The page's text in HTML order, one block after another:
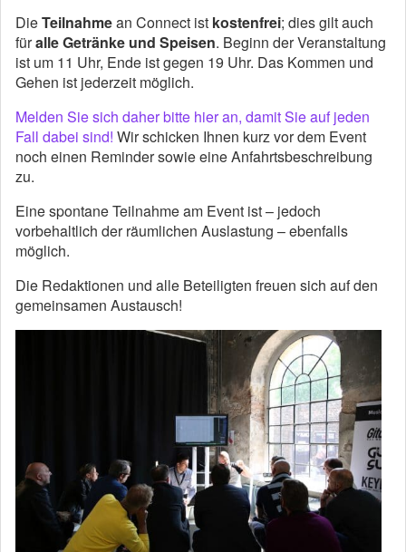
DieTeilnahmean Connect ist kostenfrei; dies gilt auch
füralle Getränke und Speisen. Beginn der Veranstaltung
ist um 11 Uhr, Ende ist gegen 19 Uhr. Das Kommen und
Gehen ist jederzeit möglich.
Melden Sie sich daher bitte hier an, damit Sie auf jeden
Fall dabei sind! Wir schicken Ihnen kurz vor dem Event
noch einen Reminder sowie eine Anfahrtsbeschreibung
zu.
Eine spontane Teilnahme am Event ist – jedoch
vorbehaltlich der räumlichen Auslastung – ebenfalls
möglich.
Die Redaktionen und alle Beteiligten freuen sich auf den
gemeinsamen Austausch!